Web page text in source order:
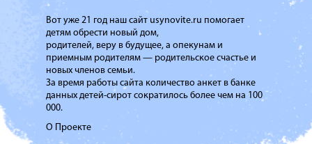
Вот уже 21 год наш сайт usynovite.ru помогает
детям обрести новый дом,
родителей, веру в будущее, а опекунам и
приемным родителям — родительское счастье и
новых членов семьи.
За время работы сайта количество анкет в банке
данных детей-сирот сократилось более чем на 100
000.
О Проекте